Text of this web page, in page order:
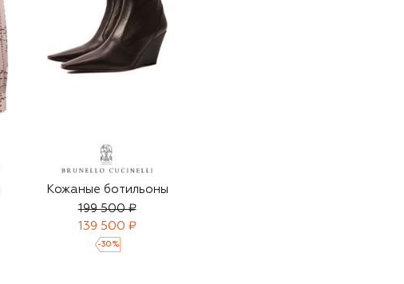
Кожаные ботильоны
199 500 ₽
139 500 ₽
-30 %